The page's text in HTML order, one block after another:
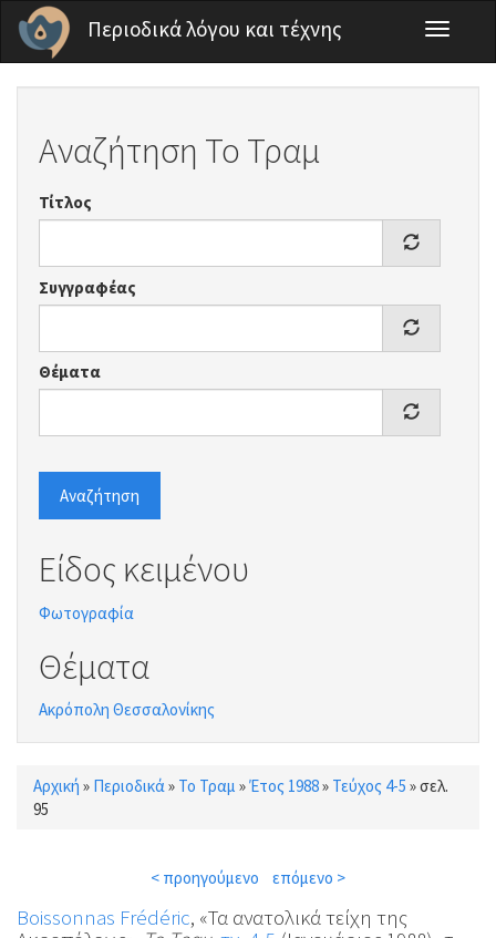
Παράκαμψη προς το κυρίως περιεχόμενο
Περιοδικά λόγου και τέχνης
Toggle
Αναζήτηση Το Τραμ
Τίτλος
Συγγραφέας
Θέματα
Αναζήτηση
Είδος κειμένου
Φωτογραφία
Θέματα
Ακρόπολη Θεσσαλονίκης
Είστε εδώ
Αρχική » Περιοδικά» Το Τραμ »Έτος 1988» Τεύχος 4-5 »σελ.
95
< προηγούμενο επόμενο >
Boissonnas Frédéric, «Τα ανατολικά τείχη της